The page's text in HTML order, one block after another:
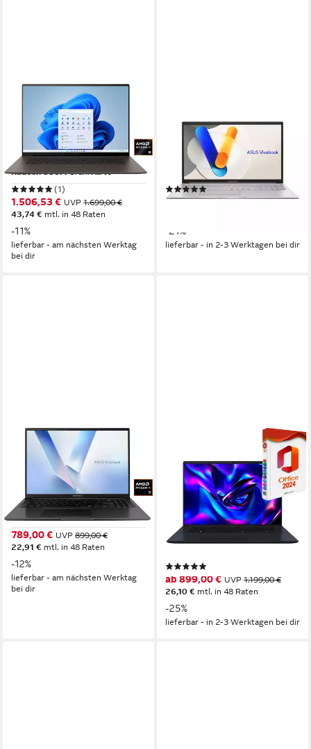
Zenbook S 16 UM5606WA-
RK192W Notebook
16 Zoll Bildschirmdiagonale
AMD Ryzen™ AI 9 Prozessor
Radeon 880M Grafikkarte
(1)
1.506,53 € UVP 1.699,00 €
43,74 € mtl. in 48 Raten
-11%
lieferbar - am nächsten Werktag
bei dir
Intel Core i7 1355U Notebook
17.3 Zoll Bildschirmdiagonale
Intel Core i7 Prozessor
Iris Xe Graphics
Grafikkarte
(7)
ab 809,00 €
-21%
lieferbar - in 2-3 Werktagen bei dir
Vivobook 18 M1807HA-
S8087W Notebook
18 Zoll Bildschirmdiagonale
AMD Ryzen 7 Prozessor
Radeon Graphics Grafikkarte
789,00 € UVP 899,00 €
22,91 € mtl. in 48 Raten
-12%
lieferbar - am nächsten Werktag
bei dir
VivoBook 18X, 18" WUXGA,
Windows 11 Pro inkl. MS
Office 2024 Pro Business-
Notebook
18 Zoll Bildschirmdiagonale
AMD Ryzen 7
ab 899,00 € UVP 1.199,00 €
26,10 € mtl. in 48 Raten
-25%
lieferbar - in 2-3 Werktagen bei dir